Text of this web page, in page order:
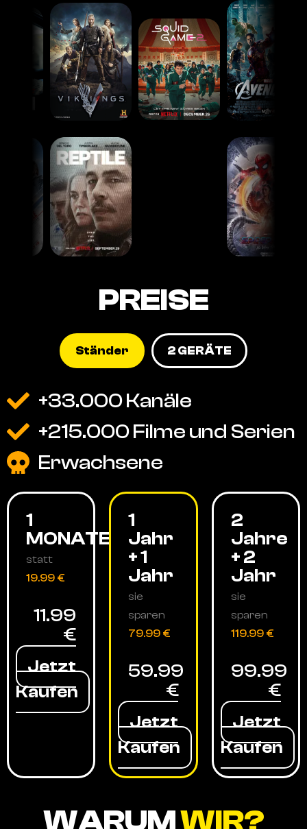
PREISE
Ständer 2 GERÄTE
+33.000 Kanäle
+215.000 Filme und Serien
Erwachsene
1
MONATE
statt
19.99 €
11.99
€
Jetzt
Kaufen
1
Jahr
+ 1
Jahr
sie
sparen
79.99 €
59.99
€
Jetzt
Kaufen
2
Jahre
+ 2
Jahr
sie
sparen
119.99 €
99.99
€
Jetzt
Kaufen
WARUMWIR?